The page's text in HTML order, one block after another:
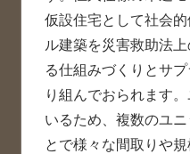
仮設住宅として社会
ル建築を災害救助法
る仕組みづくりとサ
り組んでおられます
いるため、複数のユ
とで様々な間取りや